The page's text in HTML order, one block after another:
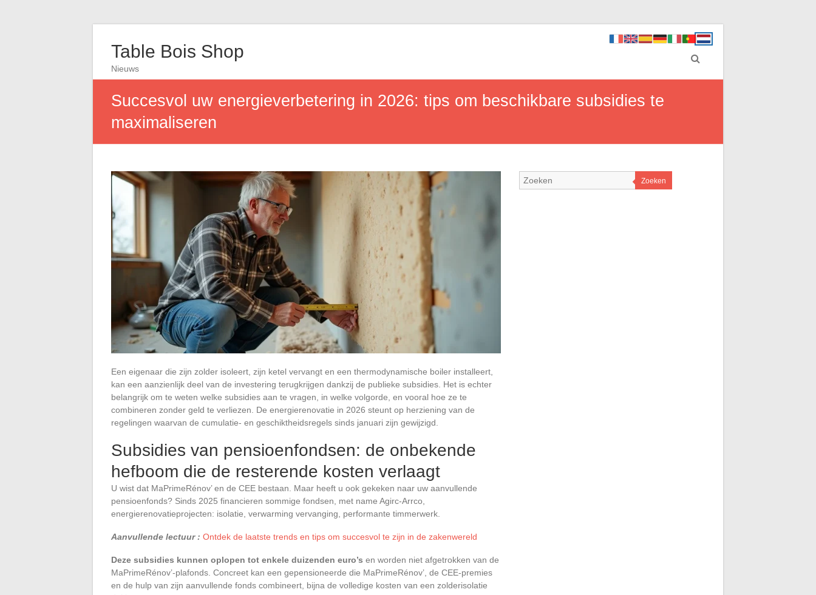
Table Bois Shop
Nieuws
Succesvol uw energieverbetering in 2026: tips om beschikbare subsidies te
maximaliseren
Een eigenaar die zijn zolder isoleert, zijn ketel vervangt en een thermodynamische boiler installeert,
kan een aanzienlijk deel van de investering terugkrijgen dankzij de publieke subsidies. Het is echter
belangrijk om te weten welke subsidies aan te vragen, in welke volgorde, en vooral hoe ze te
combineren zonder geld te verliezen. De energierenovatie in 2026 steunt op herziening van de
regelingen waarvan de cumulatie- en geschiktheidsregels sinds januari zijn gewijzigd.
Subsidies van pensioenfondsen: de onbekende
hefboom die de resterende kosten verlaagt
U wist dat MaPrimeRénov’ en de CEE bestaan. Maar heeft u ook gekeken naar uw aanvullende
pensioenfonds? Sinds 2025 financieren sommige fondsen, met name Agirc-Arrco,
energierenovatieprojecten: isolatie, verwarming vervanging, performante timmerwerk.
Aanvullende lectuur : Ontdek de laatste trends en tips om succesvol te zijn in de zakenwereld
Deze subsidies kunnen oplopen tot enkele duizenden euro’s en worden niet afgetrokken van de
MaPrimeRénov’-plafonds. Concreet kan een gepensioneerde die MaPrimeRénov’, de CEE-premies
en de hulp van zijn aanvullende fonds combineert, bijna de volledige kosten van een zolderisolatie
Zoeken